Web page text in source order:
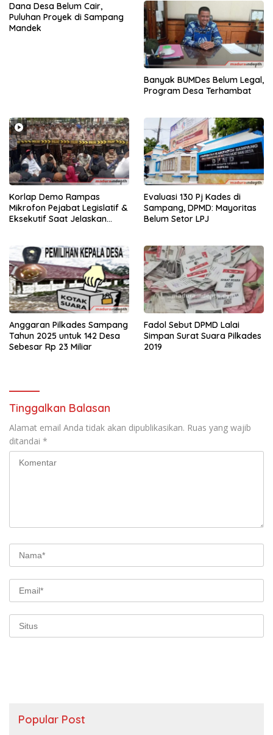
Dana Desa Belum Cair,
Puluhan Proyek di Sampang
Mandek
Banyak BUMDes Belum Legal,
Program Desa Terhambat
Korlap Demo Rampas
Mikrofon Pejabat Legislatif &
Eksekutif Saat Jelaskan
Evaluasi 130 Pj Kades di
Sampang, DPMD: Mayoritas
Belum Setor LPJ
Anggaran Pilkades Sampang
Tahun 2025 untuk 142 Desa
Sebesar Rp 23 Miliar
Fadol Sebut DPMD Lalai
Simpan Surat Suara Pilkades
2019
Tinggalkan Balasan
Alamat email Anda tidak akan dipublikasikan. Ruas yang wajib
ditandai *
Popular Post